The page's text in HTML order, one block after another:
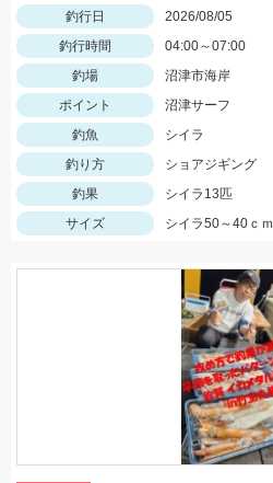
釣行日
2026/08/05
釣行時間
04:00～07:00
釣場
沼津市海岸
ポイント
沼津サーフ
釣魚
シイラ
釣り方
ショアジギング
釣果
シイラ13匹
サイズ
シイラ50～40ｃｍ